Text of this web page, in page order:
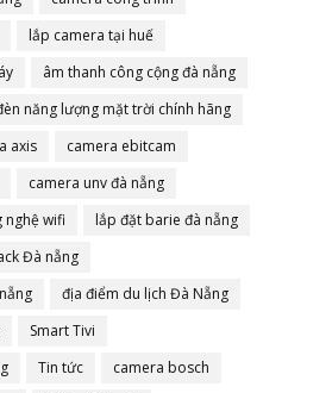
lắp camera tại huế
âm thanh công cộng đà nẵng
năng lượng mặt trời chính hãng
axis
camera ebitcam
camera unv đà nẵng
nghệ wifi
lắp đặt barie đà nẵng
Đà nẵng
địa điểm du lịch Đà Nẵng
Smart Tivi
Tin tức
camera bosch